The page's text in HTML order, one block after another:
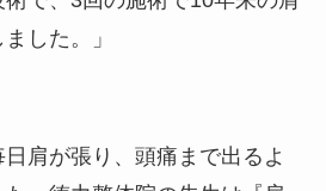
した。」
日肩が張り、頭痛まで出るよ